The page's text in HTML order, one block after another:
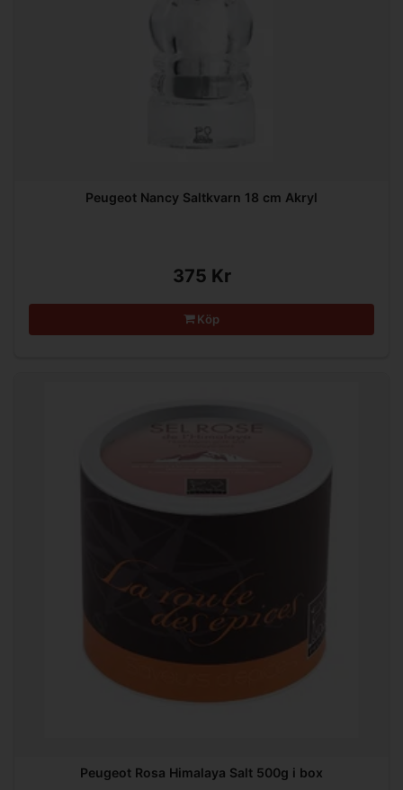
Peugeot Nancy Saltkvarn 18 cm Akryl
375 Kr
Köp
Peugeot Rosa Himalaya Salt 500g i box